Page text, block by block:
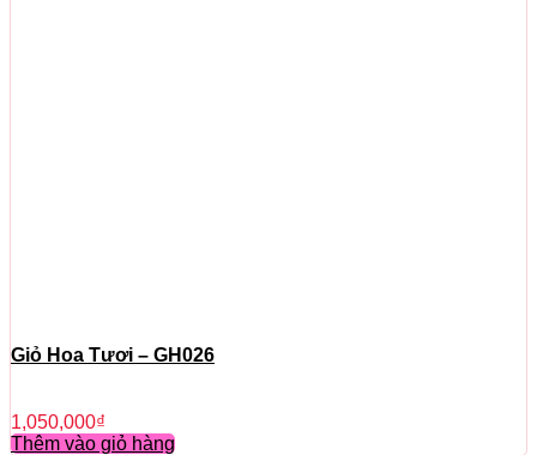
Giỏ Hoa Tươi – GH026
1,050,000₫
Thêm vào giỏ hàng